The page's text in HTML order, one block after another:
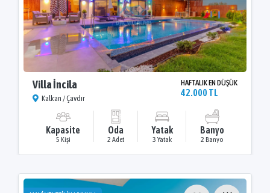
Villa İncila
Kalkan / Çavdır
HAFTALIK EN DÜŞÜK
42.000 TL
Kapasite
5 Kişi
Oda
2 Adet
Yatak
3 Yatak
Banyo
2 Banyo